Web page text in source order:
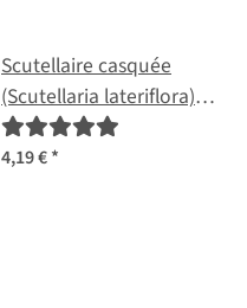
Scutellaire casquée
(Scutellaria lateriflora)
graines
4,19 €*